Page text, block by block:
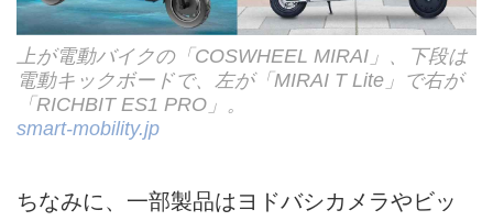
上が電動バイクの「COSWHEEL MIRAI」、下段は
電動キックボードで、左が「MIRAI T Lite」で右が
「RICHBIT ES1 PRO」。
smart-mobility.jp
ちなみに、一部製品はヨドバシカメラやビッ